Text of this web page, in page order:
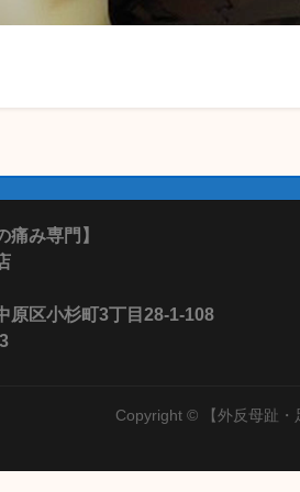
痛み専門】
原区小杉町3丁目28-1-108
Copyright © 【外反母趾・